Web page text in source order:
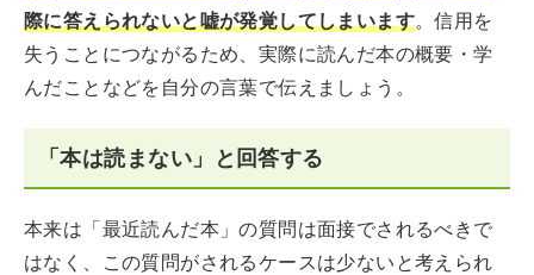
際に答えられないと嘘が発覚してしまいます。信用を
失うことにつながるため、実際に読んだ本の概要・学
んだことなどを自分の言葉で伝えましょう。
「本は読まない」と回答する
本来は「最近読んだ本」の質問は面接でされるべきで
はなく、この質問がされるケースは少ないと考えられ